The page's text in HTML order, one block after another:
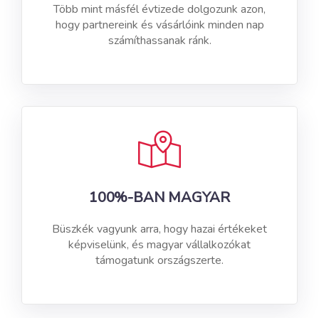
Több mint másfél évtizede dolgozunk azon,
hogy partnereink és vásárlóink minden nap
számíthassanak ránk.
100%-BAN MAGYAR
Büszkék vagyunk arra, hogy hazai értékeket
képviselünk, és magyar vállalkozókat
támogatunk országszerte.